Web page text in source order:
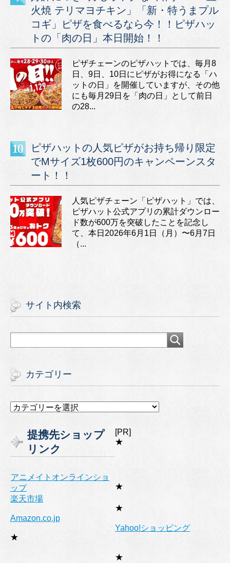
火焼 テリマヨチキン」「新・特うまプル
コギ」ピザを食べるなら今！！ピザハッ
トの「肉の日」本日開始！！
ピザチェーンのピザハットでは、毎月8
日、9日、10日にピザがお得になる「ハ
ットの日」を開催していますが、その他
にも毎月29日を「肉の日」として前日
の28...
ピザハットの人気ピザがお持ち帰り限定
でMサイズ1枚600円のキャンペーンスタ
ート！！
人気ピザチェーン「ピザハット」では、
ピザハット公式アプリの累計ダウンロー
ド数が600万を突破したことを記念し
て、本日2026年6月1日（月）〜6月7日
（...
サイト内検索
カテゴリー
カ
リ
ー
提携先ショップ
リンク
[PR]
★
アニメイトオンラインショ
ップ
★
楽天市場
★
Amazon.co.jp
★
Yahoo!ショッピング
★